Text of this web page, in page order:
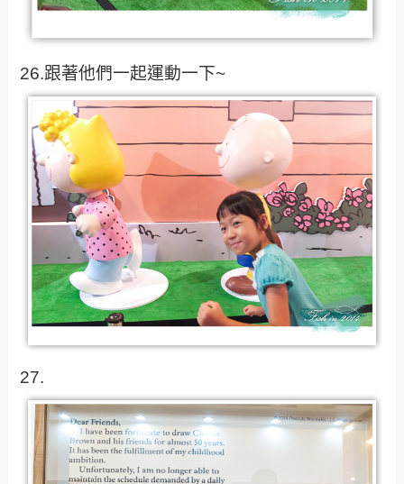
26.跟著他們一起運動一下~
27.